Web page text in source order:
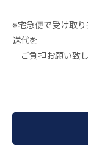
※宅急便で受け取
送代を
ご負担お願い致し